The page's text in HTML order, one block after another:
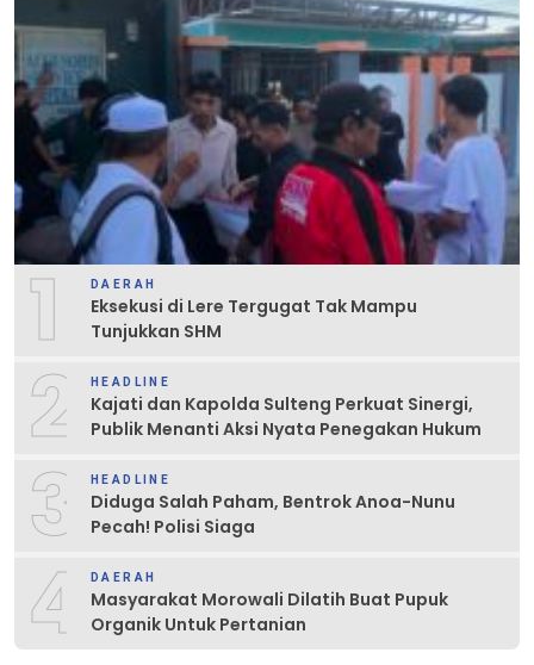
1 DAERAH
Eksekusi di Lere Tergugat Tak Mampu
Tunjukkan SHM
2 HEADLINE
Kajati dan Kapolda Sulteng Perkuat Sinergi,
Publik Menanti Aksi Nyata Penegakan Hukum
3 HEADLINE
Diduga Salah Paham, Bentrok Anoa-Nunu
Pecah! Polisi Siaga
4 DAERAH
Masyarakat Morowali Dilatih Buat Pupuk
Organik Untuk Pertanian